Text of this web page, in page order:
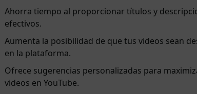
Ahorra tiempo al proporcionar títulos y
efectivos.
Aumenta la posibilidad de que tus videos sean
en la plataforma.
Ofrece sugerencias personalizadas para
videos en YouTube.